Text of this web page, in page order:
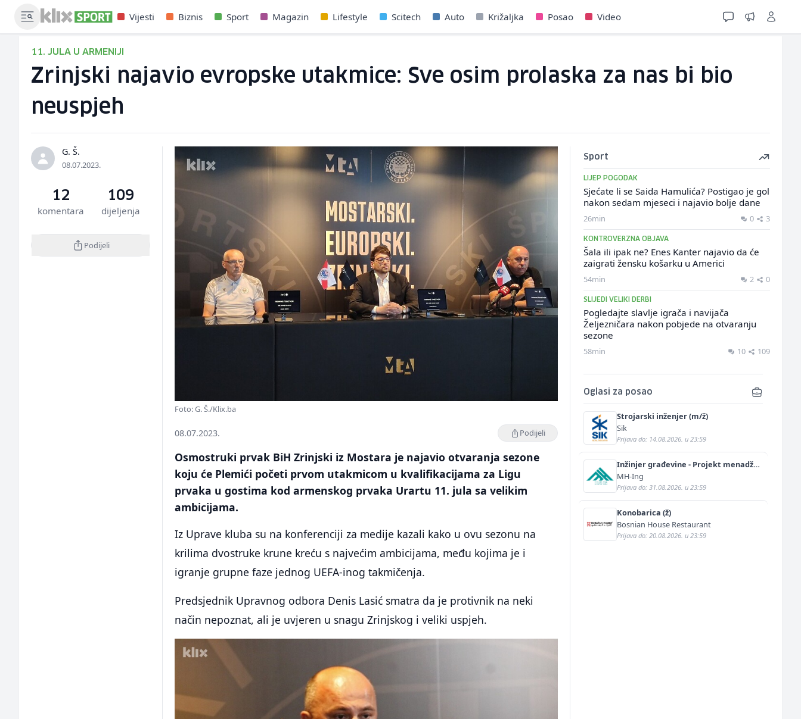
Vijesti Biznis Sport Magazin Lifestyle Scitech Auto Križaljka Posao Video
11. JULA U ARMENIJI
Zrinjski najavio evropske utakmice: Sve osim prolaska za nas bi bio
neuspjeh
G. Š.
08.07.2023.
12
komentara
109
dijeljenja
Podijeli
Foto: G. Š./Klix.ba
08.07.2023. Podijeli
Osmostruki prvak BiH Zrinjski iz Mostara je najavio otvaranja sezone
koju će Plemići početi prvom utakmicom u kvalifikacijama za Ligu
prvaka u gostima kod armenskog prvaka Urartu 11. jula sa velikim
ambicijama.
Iz Uprave kluba su na konferenciji za medije kazali kako u ovu sezonu na
krilima dvostruke krune kreću s najvećim ambicijama, među kojima je i
igranje grupne faze jednog UEFA-inog takmičenja.
Predsjednik Upravnog odbora Denis Lasić smatra da je protivnik na neki
način nepoznat, ali je uvjeren u snagu Zrinjskog i veliki uspjeh.
Sport
LIJEP POGODAK
Sjećate li se Saida Hamulića? Postigao je gol
nakon sedam mjeseci i najavio bolje dane
26min 0 3
KONTROVERZNA OBJAVA
Šala ili ipak ne? Enes Kanter najavio da će
zaigrati žensku košarku u Americi
54min 2 0
SLIJEDI VELIKI DERBI
Pogledajte slavlje igrača i navijača
Željezničara nakon pobjede na otvaranju
sezone
58min 10 109
Oglasi za posao
Strojarski inženjer (m/ž)
Sik
Prijava do: 14.08.2026. u 23:59
Inžinjer građevine - Projekt menadžer
(m/ž)
MH-Ing
Prijava do: 31.08.2026. u 23:59
Konobarica (ž)
Bosnian House Restaurant
Prijava do: 20.08.2026. u 23:59